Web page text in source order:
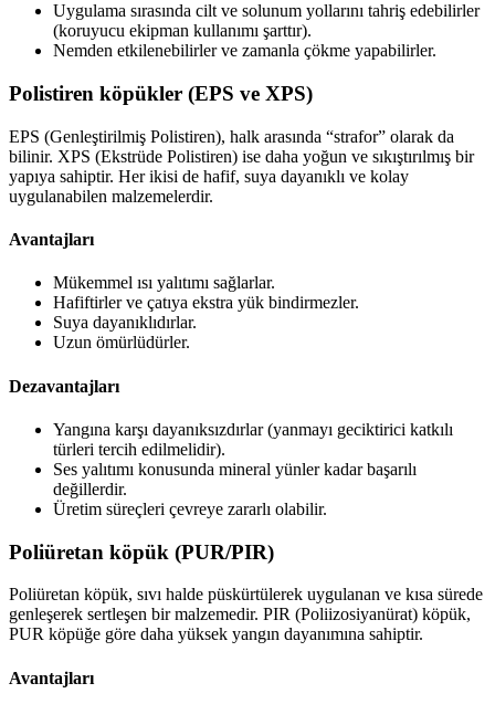
Uygulama sırasında cilt ve solunum yollarını tahriş edebilirler
(koruyucu ekipman kullanımı şarttır).
Nemden etkilenebilirler ve zamanla çökme yapabilirler.
Polistiren köpükler (EPS ve XPS)
EPS (Genleştirilmiş Polistiren), halk arasında “strafor” olarak da
bilinir. XPS (Ekstrüde Polistiren) ise daha yoğun ve sıkıştırılmış bir
yapıya sahiptir. Her ikisi de hafif, suya dayanıklı ve kolay
uygulanabilen malzemelerdir.
Avantajları
Mükemmel ısı yalıtımı sağlarlar.
Hafiftirler ve çatıya ekstra yük bindirmezler.
Suya dayanıklıdırlar.
Uzun ömürlüdürler.
Dezavantajları
Yangına karşı dayanıksızdırlar (yanmayı geciktirici katkılı
türleri tercih edilmelidir).
Ses yalıtımı konusunda mineral yünler kadar başarılı
değillerdir.
Üretim süreçleri çevreye zararlı olabilir.
Poliüretan köpük (PUR/PIR)
Poliüretan köpük, sıvı halde püskürtülerek uygulanan ve kısa sürede
genleşerek sertleşen bir malzemedir. PIR (Poliizosiyanürat) köpük,
PUR köpüğe göre daha yüksek yangın dayanımına sahiptir.
Avantajları